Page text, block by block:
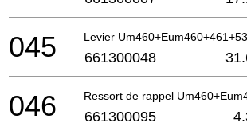
Levier
045 661300048
Ressort de rappel
046 661300095